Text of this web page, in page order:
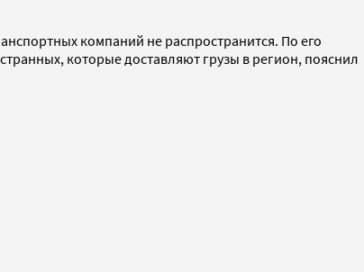
компаний не распространится. По его
которые доставляют грузы в регион, пояснил